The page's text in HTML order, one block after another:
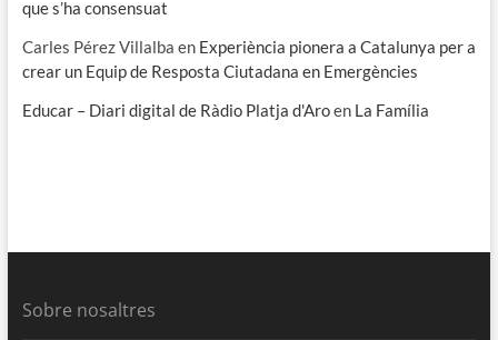
que s’ha consensuat
Carles Pérez Villalba en Experiència pionera a Catalunya per a
crear un Equip de Resposta Ciutadana en Emergències
Educar – Diari digital de Ràdio Platja d'Aroen La Família
Sobre nosaltres